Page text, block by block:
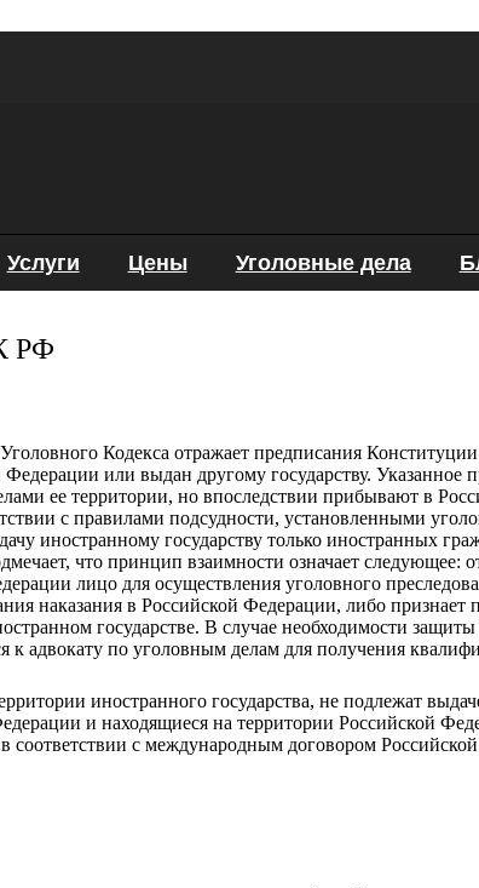
Услуги Цены Уголовные дела
РФ
Кодекса отражает предписания
или выдан другому государству. Указанное
ее территории, но впоследствии прибывают в
с правилами подсудности, установленными
иностранному государству только иностранных
что принцип взаимности означает следующее:
лицо для осуществления уголовного
наказания в Российской Федерации, либо
государстве. В случае необходимости защиты
к адвокату по уголовным делам для получения
иностранного государства, не подлежат
и находящиеся на территории Российской
соответствии с международным договором